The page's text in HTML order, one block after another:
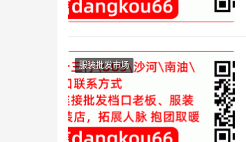
服装批发市场